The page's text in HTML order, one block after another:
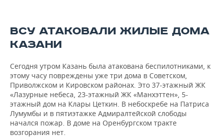
ONLINE-КОНФЕРЕНЦИИ
ОТКРЫТАЯ ЛЕКЦИЯ
ХОККЕЙ
БАСКЕТБОЛ
ВОЛЕЙБОЛ
КИБЕРСПОРТ
ФИГУРНОЕ КАТАНИЕ
ВЛАСТЬ
ИНФРАСТРУКТУРА
ИСТОРИЯ
КУЛЬТУРА
МЕДИЦИНА
СЮЖЕТЫ
СПРАВОЧНИК
СПИСОК ПЕРСОН
СПИСОК КОМПАНИЙ
ПОЛНАЯ ВЕРСИЯ
ВСУ АТАКОВАЛИ ЖИЛЫЕ ДОМА
КАЗАНИ
Сегодня утром Казань была атакована беспилотниками, к
этому часу повреждены уже три дома в Советском,
Приволжском и Кировском районах. Это 37-этажный ЖК
«Лазурные небеса, 23-этажный ЖК «Манхэттен», 5-
этажный дом на Клары Цеткин. В небоскребе на Патриса
Лумумбы и в пятиэтажке Адмиралтейской слободы
начался пожар. В доме на Оренбургском тракте
возгорания нет.